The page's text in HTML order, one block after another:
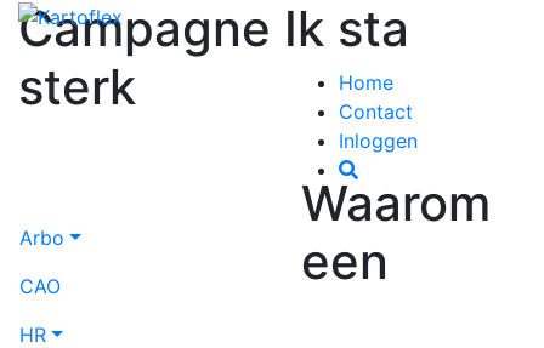
Home
Contact
Inloggen
Arbo
CAO
HR
Campagne Ik sta
sterk
Waarom
een